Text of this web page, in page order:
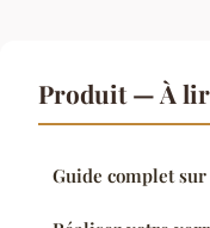
Produit — À
Guide complet